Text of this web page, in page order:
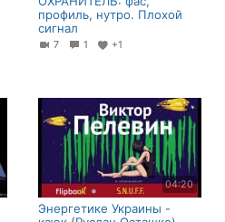
профиль, нутро. Плохой
сигнал
7 1 +1
04:20
Энергетике Украины -